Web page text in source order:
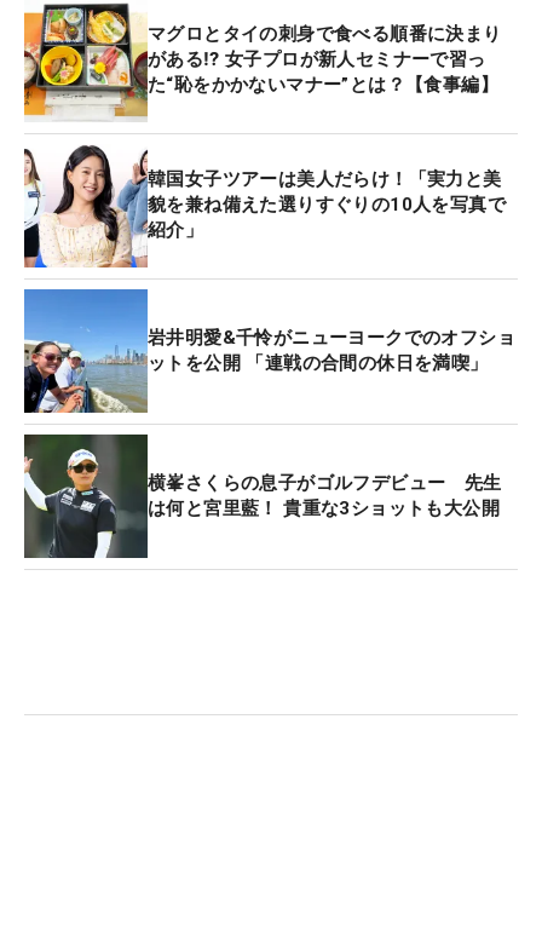
マグロとタイの刺身で食べる順番に決まり
がある⁉ 女子プロが新人セミナーで習っ
た“恥をかかないマナー”とは？【食事編】
韓国女子ツアーは美人だらけ！「実力と美
貌を兼ね備えた選りすぐりの10人を写真で
紹介」
岩井明愛&千怜がニューヨークでのオフショ
ットを公開 「連戦の合間の休日を満喫」
横峯さくらの息子がゴルフデビュー 先生
は何と宮里藍！ 貴重な3ショットも大公開